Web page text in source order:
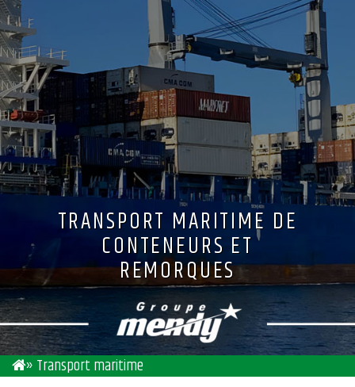
TRANSPORT MARITIME DE
CONTENEURS ET
REMORQUES
» Transport maritime